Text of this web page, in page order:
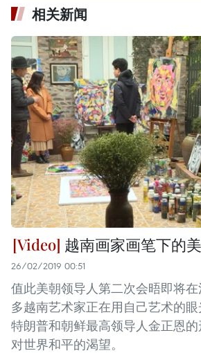
相关新闻
越南画家画笔下的
26/02/2019 00:51
值此美朝领导人第二次会晤即将
多越南艺术家正在用自己艺术的
特朗普和朝鲜最高领导人金正恩
对世界和平的渴望。